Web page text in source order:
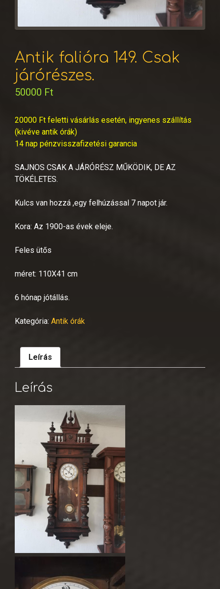
Antik falióra 149. Csak
járórészes.
50000 Ft
20000 Ft feletti vásárlás esetén, ingyenes szállítás
(kivéve antik órák)
14 nap pénzvisszafizetési garancia
SAJNOS CSAK A JÁRÓRÉSZ MŰKÖDIK, DE AZ
TÖKÉLETES.
Kulcs van hozzá ,egy felhúzással 7 napot jár.
Kora: Az 1900-as évek eleje.
Feles ütős
méret: 110X41 cm
6 hónap jótállás.
Kategória: Antik órák
Leírás
Leírás